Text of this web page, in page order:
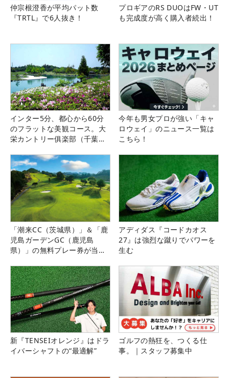
仲宗根澄香が平均パット数
『TRTL』で6人抜き！
プロギアのRS DUOはFW・UT
も完成度が高く購入者続出！
インター5分、都心から60分
のフラットな美観コース。大
栄カントリー俱楽部（千葉
今年も男女プロが強い「キャ
ロウェイ」のニュース一覧は
こちら！
「潮来CC（茨城県）」＆「鹿
児島ガーデンGC（鹿児島
県）」の無料プレー券が当た
アディダス『コードカオス
27』は強烈な蹴りでパワーを
生む
新『TENSEIオレンジ』はドラ
イバーシャフトの“最適解”
ゴルフの熱狂を、つくる仕
事。｜スタッフ募集中